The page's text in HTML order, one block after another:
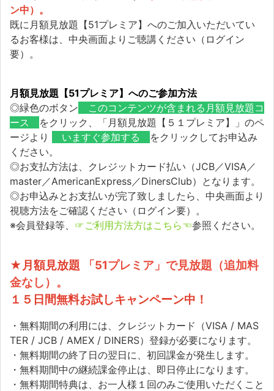
ン中）。
既に月額見放題【51プレミア】へのご加入いただいてい
るお客様は、中央画面よりご聴講ください（ログイン
要）。
月額見放題【51プレミア】へのご参加方法
◎緑色のボタン このコンテンツが含まれる月額見放題コ
ース をクリック、「月額見放題【５１プレミア】」のペ
ージより
いますぐ参加する をクリックしてお申込み
ください。
◎お支払方法は、クレジットカード払い（JCB／VISA／
master／AmericanExpress／DinersClub）となります。
◎お申込みとお支払いが完了致しましたら、中央画面より
視聴方法をご確認ください（ログイン要）。
※会員登録等、 ☞ご利用方法方はこちら☜参照ください。
★月額見放題
「51プレミア」で見放題（追加料
金なし）。
１５日間無料お試しキャンペーン中！
・無料期間の利用には、クレジットカード（VISA / MAS
TER / JCB / AMEX / DINERS）登録が必要になります。
・無料期間の終了日の翌日に、初回課金が発生します。
・無料期間中の継続課金停止は、即日停止になります。
・無料期間特典は、お一人様１回のみご使用いただくこと